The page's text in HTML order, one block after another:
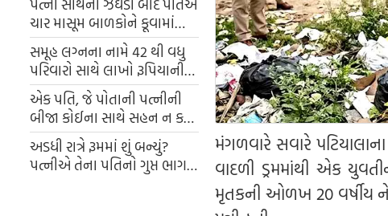
ચઢી 4 બાળકોની માતા
પત્ની સાથેના ઝઘડા બાદ પતિએ
ચાર માસૂમ બાળકોને કૂવામાં
ફેંક્યા, પછી ફાંસી લગાવી
આત્મહત્યા કરી; ગામમાં શોકનો
માહોલ
સમૂહ લગ્નના નામે 42 થી વધુ
પરિવારો સાથે લાખો રૂપિયાની
છેતરપિંડી કરવામાં આવી; કન્યા
કે આયોજકો બંને મળ્યા નહીં.
એક પતિ, જે પોતાની પત્નીની
બીજા કોઈના સાથે સહન ન કરી
શક્યો, તેણે એક જઘન્ય ગુનો
કર્યો.
અડધી રાત્રે રૂમમાં શું બન્યું?
પત્નીએ તેના પતિનો ગુપ્ત ભાગને
મંગળવારે સવારે
વાદળી ડ્રમમાંથી એક
મૃતકની ઓળખ 20 વર્ષીય